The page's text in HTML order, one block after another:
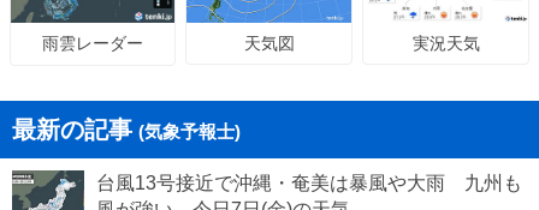
雨雲レーダー 天気図 実況天気
最新の記事 (気象予報士)
台風13号接近で沖縄・奄美は暴風や大雨 九州も